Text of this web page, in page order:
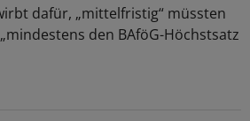
dafür, „mittelfristig“ müssten
den BAföG-Höchstsatz